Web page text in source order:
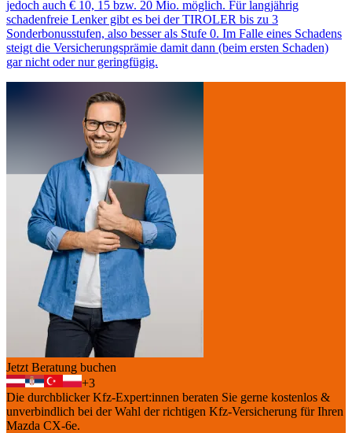
jedoch auch € 10, 15 bzw. 20 Mio. möglich. Für langjährig
schadenfreie Lenker gibt es bei der TIROLER bis zu 3
Sonderbonusstufen, also besser als Stufe 0. Im Falle eines Schadens
steigt die Versicherungsprämie damit dann (beim ersten Schaden)
gar nicht oder nur geringfügig.
Jetzt Beratung buchen
+3
Die durchblicker Kfz-Expert:innen beraten Sie gerne kostenlos &
unverbindlich bei der Wahl der richtigen Kfz-Versicherung für Ihren
Mazda CX-6e.